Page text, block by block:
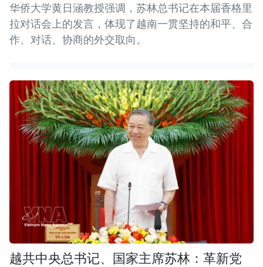
华侨大学黄日涵教授强调，苏林总书记在本届香格里
拉对话会上的发言，体现了越南一贯坚持的和平、合
作、对话、协商的外交取向。
越共中央总书记、国家主席苏林：革新党